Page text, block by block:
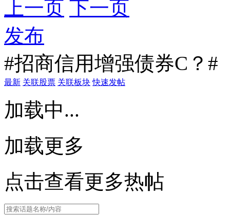
上一页 下一页
发布
#招商信用增强债券C？#
最新 关联股票 关联板块 快速发帖
加载中...
加载更多
点击查看更多热帖